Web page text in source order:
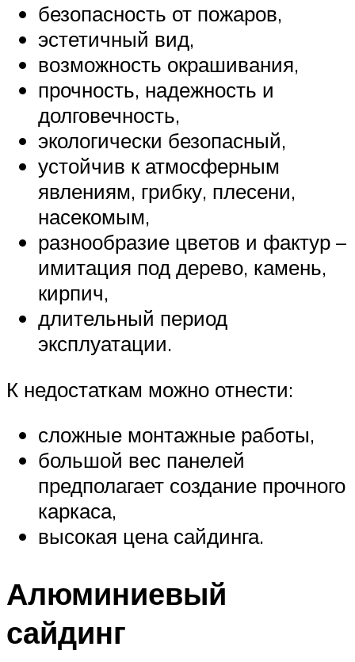
безопасность от пожаров,
эстетичный вид,
возможность окрашивания,
прочность, надежность и
долговечность,
экологически безопасный,
устойчив к атмосферным
явлениям, грибку, плесени,
насекомым,
разнообразие цветов и фактур –
имитация под дерево, камень,
кирпич,
длительный период
эксплуатации.
К недостаткам можно отнести:
сложные монтажные работы,
большой вес панелей
предполагает создание прочного
каркаса,
высокая цена сайдинга.
Алюминиевый
сайдинг